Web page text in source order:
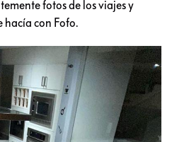
fotos de los viajes y
hacía con Fofo.